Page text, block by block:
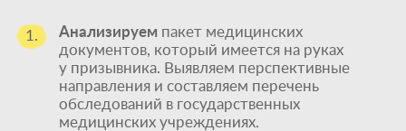
1. Анализируем пакет медицинских
документов, который имеется на руках
у призывника. Выявляем перспективные
направления и составляем перечень
обследований в государственных
медицинских учреждениях.